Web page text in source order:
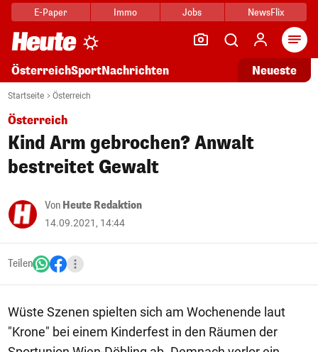
E-Paper Immo Jobs NewsFlix
ÖsterreichSportNachrichten Neueste
Startseite Österreich
Österreich
Kind Arm gebrochen? Anwalt
bestreitet Gewalt
Von Heute Redaktion
14.09.2021, 14:44
Teilen
Wüste Szenen spielten sich am Wochenende laut
"Krone" bei einem Kinderfest in den Räumen der